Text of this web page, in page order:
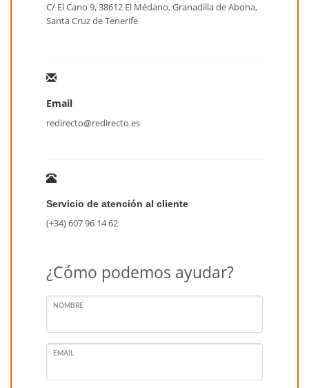
C/ El Cano 9, 38612 El Médano, Granadilla de Abona,
Santa Cruz de Tenerife
Email
redirecto@redirecto.es
Servicio de atención al cliente
(+34) 607 96 14 62
¿Cómo podemos ayudar?
NOMBRE
EMAIL